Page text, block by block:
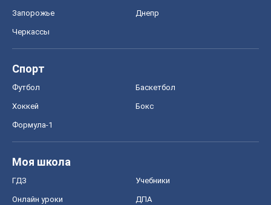
Запорожье Днепр
Черкассы
Спорт
Футбол Баскетбол
Хоккей Бокс
Формула-1
Моя школа
ГДЗ Учебники
Онлайн уроки ДПА